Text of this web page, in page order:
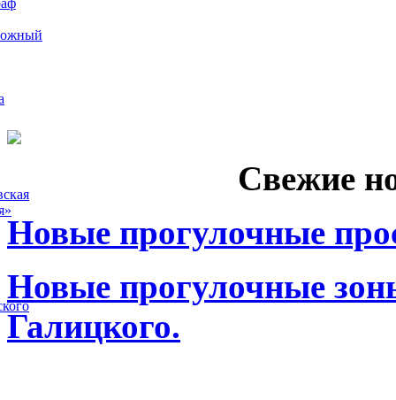
Свежие
Новые прогулочные
Новые прогулочные
Галицкого.